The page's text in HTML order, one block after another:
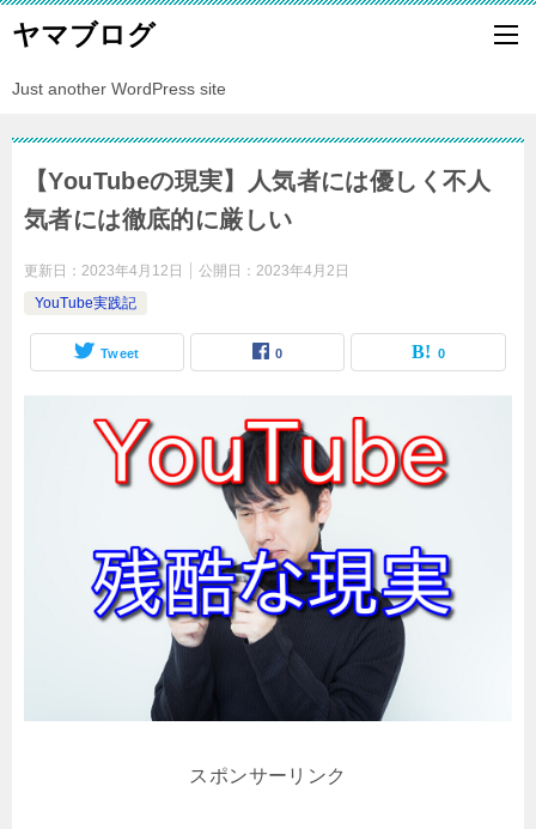
ヤマブログ
Just another WordPress site
【YouTubeの現実】人気者には優しく不人
気者には徹底的に厳しい
更新日： 2023年4月12日 公開日： 2023年4月2日
YouTube実践記
Tweet 0 0
スポンサーリンク